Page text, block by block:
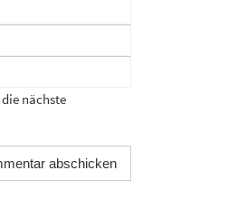
nächste